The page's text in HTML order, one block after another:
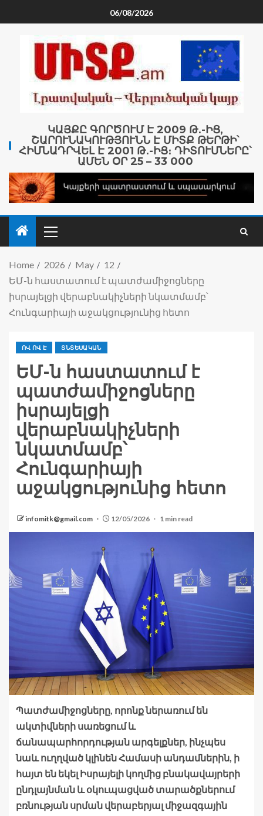
06/08/2026
ԿԱՅՔԸ ԳՈՐԾՈՒՄ Է 2009 Թ․-ԻՑ,
ՇԱՐՈՒՆԱԿՈՒԹՅՈՒՆՆ Է ՄԻՏՔ ԹԵՐԹԻ՝
ՀԻՄՆԱԴՐՎԵԼ Է 2001 Թ․-ԻՑ։ ԴԻՏՈՒՄՆԵՐԸ՝
ԱՄԵՆ ՕՐ 25 – 33 000
Home 2026 May
12
ԵՄ-ն հաստատում է պատժամիջոցները
իսրայելցի վերաբնակիչների նկատմամբ՝
Հունգարիայի աջակցությունից հետո
ՈՎ ՈՎ Է ՏՆՏԵՍԱԿԱՆ
ԵՄ-ն հաստատում է
պատժամիջոցները
իսրայելցի
վերաբնակիչների
նկատմամբ՝
Հունգարիայի
աջակցությունից հետո
infomitk@gmail.com 12/05/2026 1 min read
Պատժամիջոցները, որոնք ներառում են
ակտիվների սառեցում և
ճանապարհորդության արգելքներ, ինչպես
նաև ուղղված կլինեն Համասի անդամներին, ի
հայտ են եկել Իսրայելի կողմից բնակավայրերի
ընդլայնման և օկուպացված տարածքներում
բռնության սրման վերաբերյալ միջազգային